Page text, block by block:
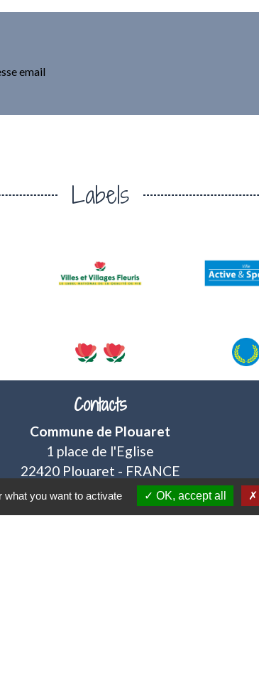
email
Labels
Contacts
Commune de Plouaret
1 place de l'Eglise
22420 Plouaret - FRANCE
+33 2 96 46 62 02
you want to activate OK, accept all